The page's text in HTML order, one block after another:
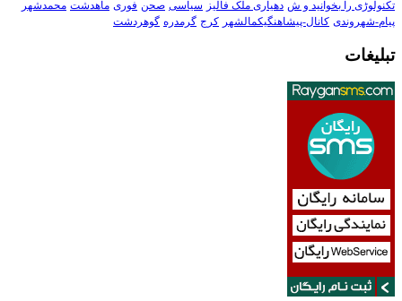
تکنولوڑی را بخوانید و ش دهیاری ملک فالیز سیاسی صحن فوری ماهدشت محمدشهر
پیام-شهروندی کانال-پیشاهنگیکمالشهر کرج گرمدره گوهردشت
تبلیغات